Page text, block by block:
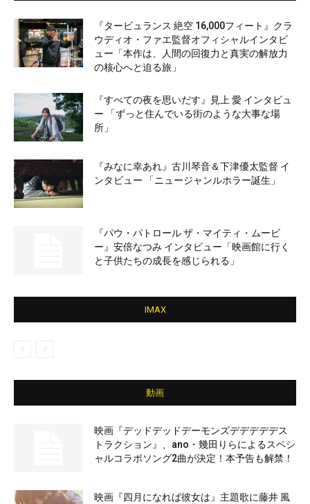
『タービュランス 絶空 16,000フィート』クラ
ウディオ・ファエ監督オフィシャルインタビ
ュー「本作は、人間の回復力と真実の解放力
の核心へと迫る旅」
『すべての夜を思いだす』見上 愛 インタビュ
ー 「ずっと住んでいる街のような大事な場
所」
『みなに幸あれ』古川琴音＆下津優太監督 イ
ンタビュー 「ニュージャンルホラー誕生」
『パウ・パトロール ザ・マイティ・ムービ
ー』安倍なつみ インタビュー「映画館に行く
と子供たちの成長を感じられる」
IMAX
動画
映画『デッドデッドデーモンズデデデデデス
トラクション』、ano・幾田りらによるスペシ
ャルコラボソング2曲が決定！本予告も解禁！
映画『四月になれば彼女は』主題歌に藤井 風